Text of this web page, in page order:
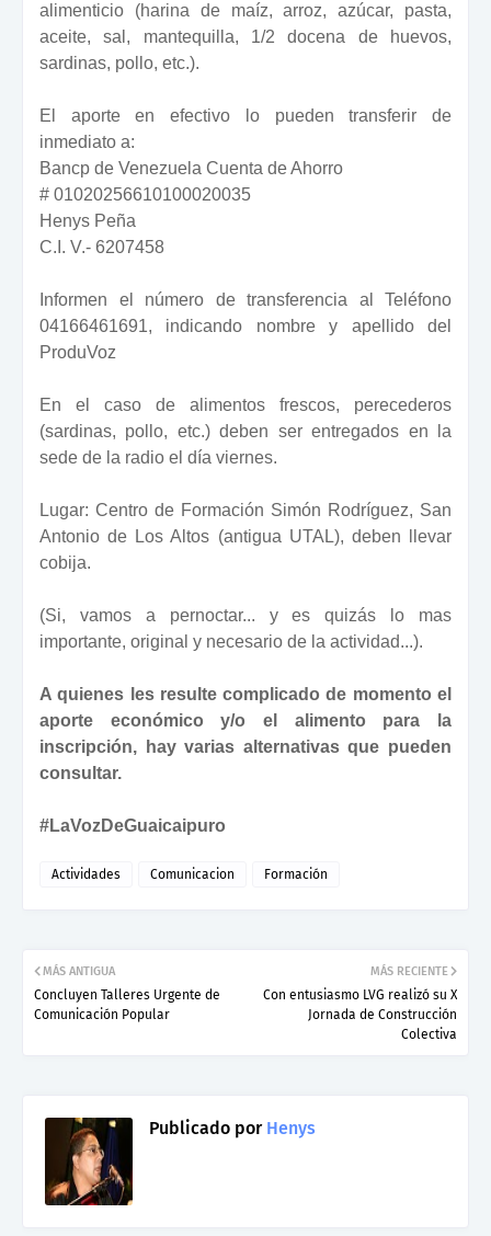
alimenticio (harina de maíz, arroz, azúcar, pasta,
aceite, sal, mantequilla, 1/2 docena de huevos,
sardinas, pollo, etc.).
El aporte en efectivo lo pueden transferir de
inmediato a:
Bancp de Venezuela Cuenta de Ahorro
# 01020256610100020035
Henys Peña
C.I. V.- 6207458
Informen el número de transferencia al Teléfono
04166461691, indicando nombre y apellido del
ProduVoz
En el caso de alimentos frescos, perecederos
(sardinas, pollo, etc.) deben ser entregados en la
sede de la radio el día viernes.
Lugar: Centro de Formación Simón Rodríguez, San
Antonio de Los Altos (antigua UTAL), deben llevar
cobija.
(Si, vamos a pernoctar... y es quizás lo mas
importante, original y necesario de la actividad...).
A quienes les resulte complicado de momento el
aporte económico y/o el alimento para la
inscripción, hay varias alternativas que pueden
consultar.
#LaVozDeGuaicaipuro
Actividades Comunicacion Formación
MÁS RECIENTE
Con entusiasmo LVG realizó su X
Jornada de Construcción
Colectiva
MÁS ANTIGUA
Concluyen Talleres Urgente de
Comunicación Popular
Publicado porHenys